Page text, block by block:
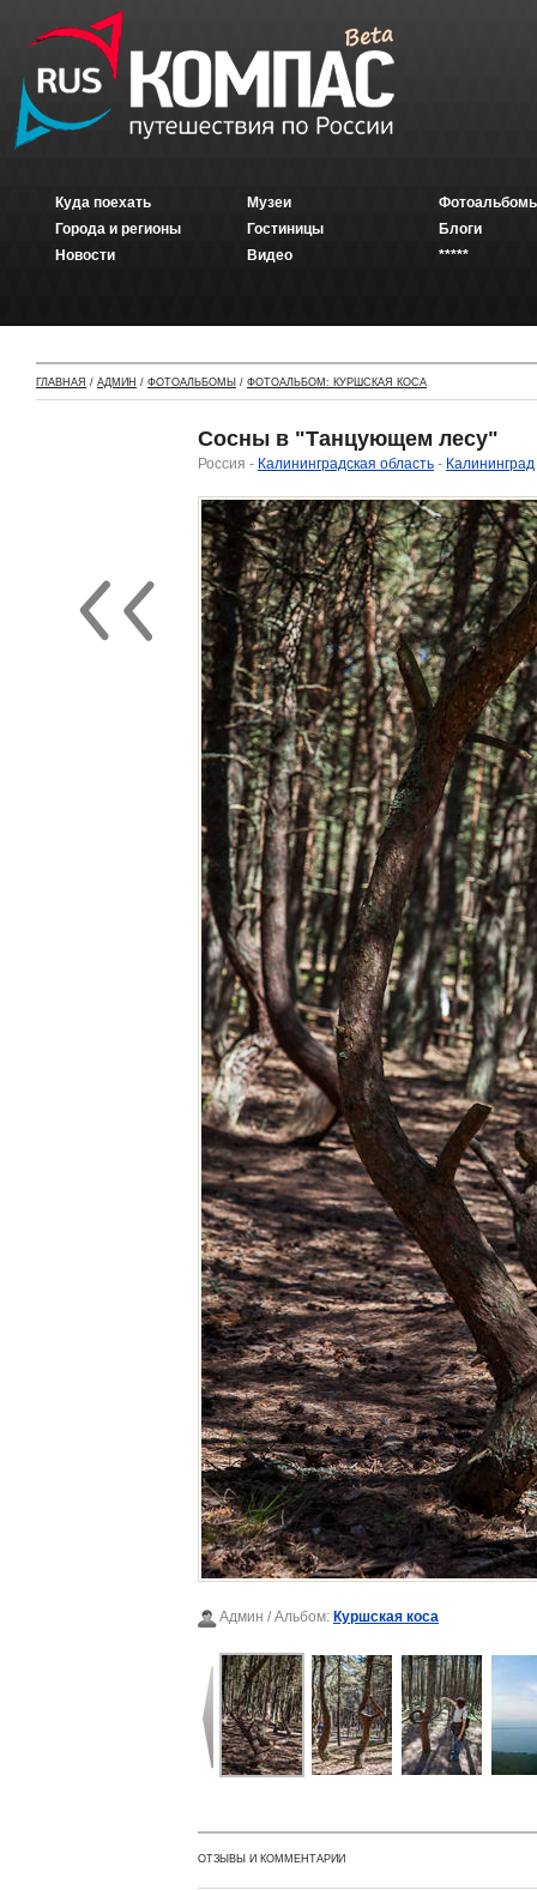
Куда поехать
Города и регионы
Новости
Музеи
Гостиницы
Видео
Блоги
*****
ГЛАВНАЯ / АДМИН / ФОТОАЛЬБОМЫ / ФОТОАЛЬБОМ: КУРШСКАЯ КОСА
Сосны в "Танцующем лесу"
Россия - Калининградская область - Калининград
Админ / Альбом: Куршская коса
ОТЗЫВЫ И КОММЕНТАРИИ